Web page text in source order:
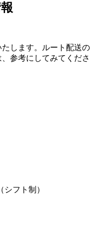
します。ルート配送の
参考にしてみてくださ
シフト制）